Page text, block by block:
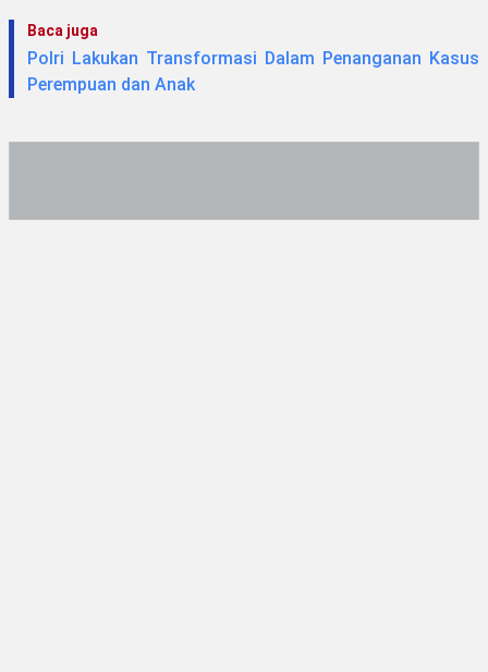
Baca juga
Polri Lakukan Transformasi Dalam Penanganan Kasus
Perempuan dan Anak